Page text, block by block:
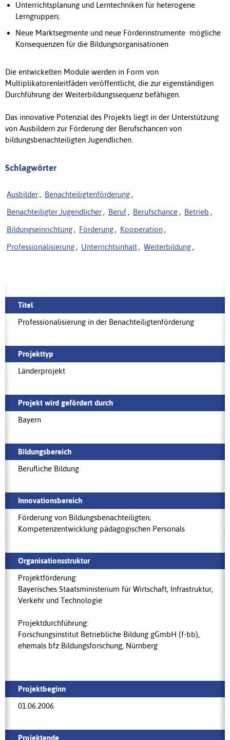
Unterrichtsplanung und Lerntechniken für heterogene
Lerngruppen;
Neue Marktsegmente und neue Förderinstrumente  mögliche
Konsequenzen für die Bildungsorganisationen
Die entwickelten Module werden in Form von
Multiplikatorenleitfäden veröffentlicht, die zur eigenständigen
Durchführung der Weiterbildungssequenz befähigen.
Das innovative Potenzial des Projekts liegt in der Unterstützung
von Ausbildern zur Förderung der Berufschancen von
bildungsbenachteiligten Jugendlichen.
Schlagwörter
Ausbilder , Benachteiligtenförderung ,
Benachteiligter Jugendlicher , Beruf , Berufschance , Betrieb ,
Bildungseinrichtung , Förderung , Kooperation ,
Professionalisierung , Unterrichtsinhalt , Weiterbildung ,
Titel
Professionalisierung in der Benachteiligtenförderung
Projekttyp
Länderprojekt
Projekt wird gefördert durch
Bayern
Bildungsbereich
Berufliche Bildung
Innovationsbereich
Förderung von Bildungsbenachteiligten;
Kompetenzentwicklung pädagogischen Personals
Organisationsstruktur
Projektförderung:
Bayerisches Staatsministerium für Wirtschaft, Infrastruktur,
Verkehr und Technologie
Projektdurchführung:
Forschungsinstitut Betriebliche Bildung gGmbH (f-bb),
ehemals bfz Bildungsforschung, Nürnberg
Projektbeginn
01.06.2006
Projektende